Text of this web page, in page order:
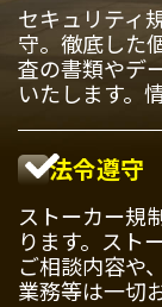
セキュリティ
守。徹底した
査の書類やデ
いたします。
法令遵守
ストーカー規
ります。スト
ご相談内容や
業務等は一切